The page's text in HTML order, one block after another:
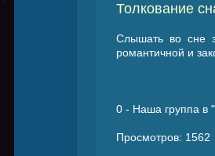
Толкование
Слышать во сне
романтичной и
0 - Наша группа в
Просмотров: 1562